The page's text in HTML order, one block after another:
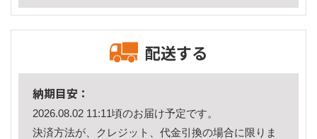
配送する
納期目安：
2026.08.02 11:11頃のお届け予定です。
決済方法が、クレジット、代金引換の場合に限りま